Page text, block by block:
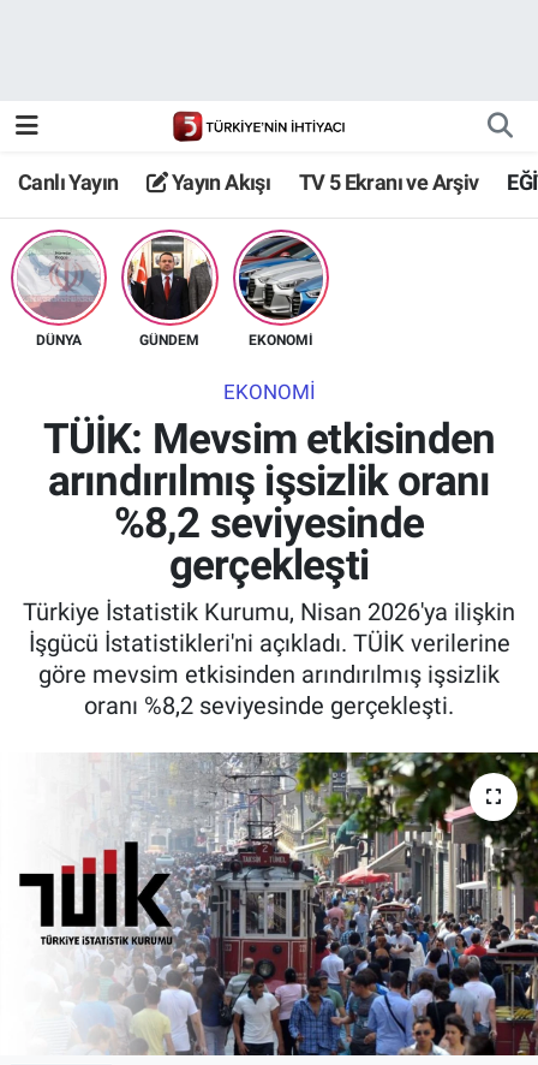
Canlı Yayın Yayın Akışı TV 5 Ekranı ve Arşiv
DÜNYA GÜNDEM EKONOMİ
EKONOMİ
TÜİK: Mevsim etkisinden
arındırılmış işsizlik oranı
%8,2 seviyesinde
gerçekleşti
Türkiye İstatistik Kurumu, Nisan 2026'ya ilişkin
İşgücü İstatistikleri'ni açıkladı. TÜİK verilerine
göre mevsim etkisinden arındırılmış işsizlik
oranı %8,2 seviyesinde gerçekleşti.
TV 5 Ekranı ve Arşiv